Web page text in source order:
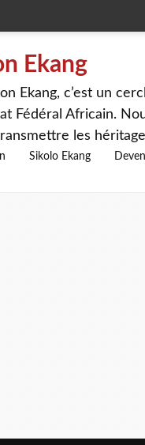
Ekang
Ekang, c’est un
Fédéral Africain.
les
Sikolo Ekang